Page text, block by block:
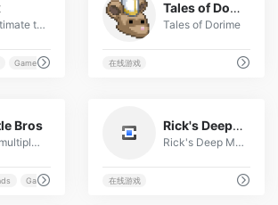
Play Ultimate tic-tac-toe online with friends or alone against a bot. We've got notifications, facebook integration and other stuff, so that's nice.
Game games with friends
Tales of Dorime
Tales of Dorime
在线游戏
Bros
Online multiplayer PRO WRESTLING! Beat up your bros!
Games
Rick's Deep Mess
Rick's Deep Mess
在线游戏